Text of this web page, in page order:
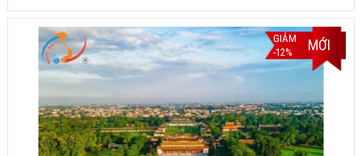
GIẢM
-12%
MỚI